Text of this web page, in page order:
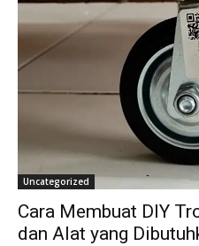
Uncategorized
Cara Membuat DIY
dan Alat yang